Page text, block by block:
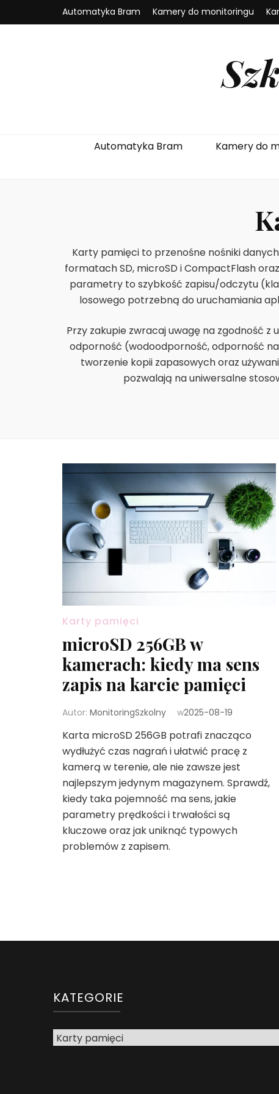
Automatyka Bram Kamery do monitoringu
Automatyka Bram Kamery do
Karty pamięci to przenośne nośniki
formatach SD, microSD i CompactFlash
parametry to szybkość zapisu/odczytu
losowego potrzebną do uruchamiania
Przy zakupie zwracaj uwagę na zgodność
odporność (wodoodporność, odporność
tworzenie kopii zapasowych oraz
pozwalają na uniwersalne
Karty pamięci
microSD 256GB w
kamerach: kiedy ma sens
zapis na karcie pamięci
Autor: MonitoringSzkolny w2025-08-19
Karta microSD 256GB potrafi znacząco
wydłużyć czas nagrań i ułatwić pracę z
kamerą w terenie, ale nie zawsze jest
najlepszym jedynym magazynem. Sprawdź,
kiedy taka pojemność ma sens, jakie
parametry prędkości i trwałości są
kluczowe oraz jak uniknąć typowych
problemów z zapisem.
KATEGORIE
Kategorie